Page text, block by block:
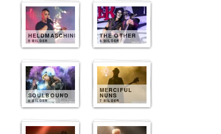
HELDMASCHINE
9 BILDER
THE OTHER
8 BILDER
SOULBOUND
8 BILDER
MERCIFUL
NUNS
7 BILDER